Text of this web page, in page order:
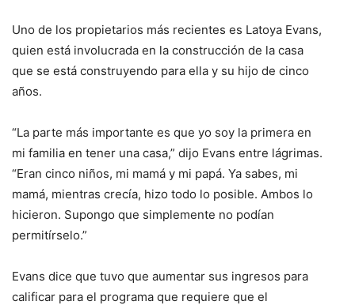
Uno de los propietarios más recientes es Latoya Evans,
quien está involucrada en la construcción de la casa
que se está construyendo para ella y su hijo de cinco
años.
“La parte más importante es que yo soy la primera en
mi familia en tener una casa,” dijo Evans entre lágrimas.
“Eran cinco niños, mi mamá y mi papá. Ya sabes, mi
mamá, mientras crecía, hizo todo lo posible. Ambos lo
hicieron. Supongo que simplemente no podían
permitírselo.”
Evans dice que tuvo que aumentar sus ingresos para
calificar para el programa que requiere que el